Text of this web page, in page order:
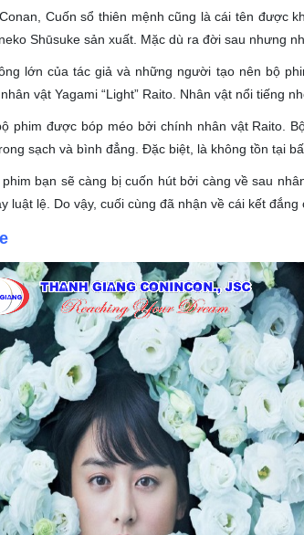
Cuốn sổ thiên mệnh cũng là cái tên được
Shūsuke sản xuất. Mặc dù ra đời sau nhưng
lớn của tác giả và những người tạo nên bộ
vật Yagami “Light” Raito. Nhân vật nổi tiếng
phim được bóp méo bởi chính nhân vật Raito.
sạch và bình đẳng. Đặc biệt, là không tồn tại
bạn sẽ càng bị cuốn hút bởi càng về sau
luật lệ. Do vậy, cuối cùng đã nhận về cái kết đắng